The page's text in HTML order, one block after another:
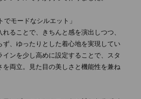
モードなシルエット」
ることで、きちんと感を演出しつつ、
ず、ゆったりとした着心地を実現してい
インを少し高めに設定することで、スタ
を両立。見た目の美しさと機能性を兼ね